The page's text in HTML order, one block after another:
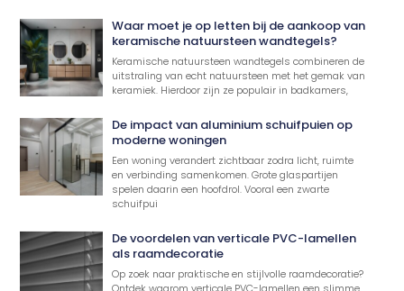
Waar moet je op letten bij de aankoop van
keramische natuursteen wandtegels?
Keramische natuursteen wandtegels combineren de
uitstraling van echt natuursteen met het gemak van
keramiek. Hierdoor zijn ze populair in badkamers,
De impact van aluminium schuifpuien op
moderne woningen
Een woning verandert zichtbaar zodra licht, ruimte
en verbinding samenkomen. Grote glaspartijen
spelen daarin een hoofdrol. Vooral een zwarte
schuifpui
De voordelen van verticale PVC-lamellen
als raamdecoratie
Op zoek naar praktische en stijlvolle raamdecoratie?